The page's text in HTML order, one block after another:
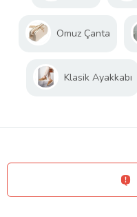
Omuz Çanta
Klasik Ayakkabı